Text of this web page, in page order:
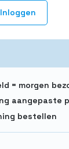
Inloggen
= morgen
aangepaste
bestellen